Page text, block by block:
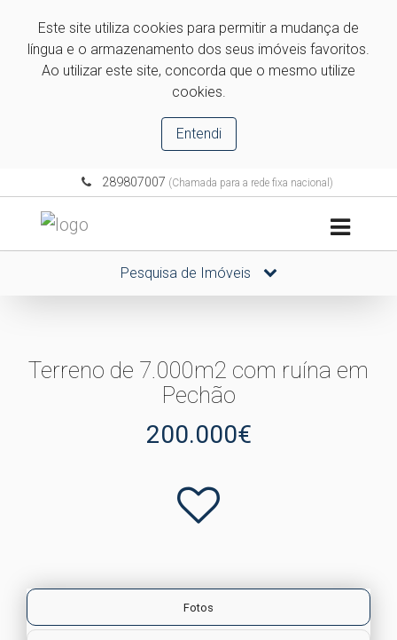
Este site utiliza cookies para permitir a mudança de
língua e o armazenamento dos seus imóveis favoritos.
Ao utilizar este site, concorda que o mesmo utilize
cookies.
Entendi
289807007 (Chamada para a rede fixa nacional)
Pesquisa de Imóveis
Terreno de 7.000m2 com ruína em
Pechão
200.000€
Fotos